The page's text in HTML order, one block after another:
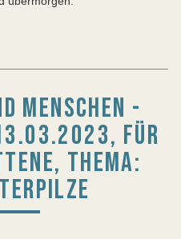
MENSCHEN -
FÜR
THEMA: